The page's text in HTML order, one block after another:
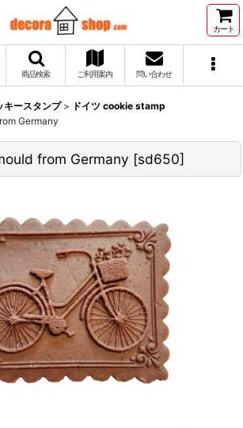
カート
商品検索 ご利用案内 問い合わせ
ースタンプ > ドイツ cookie stamp
Germany
from Germany [sd650]